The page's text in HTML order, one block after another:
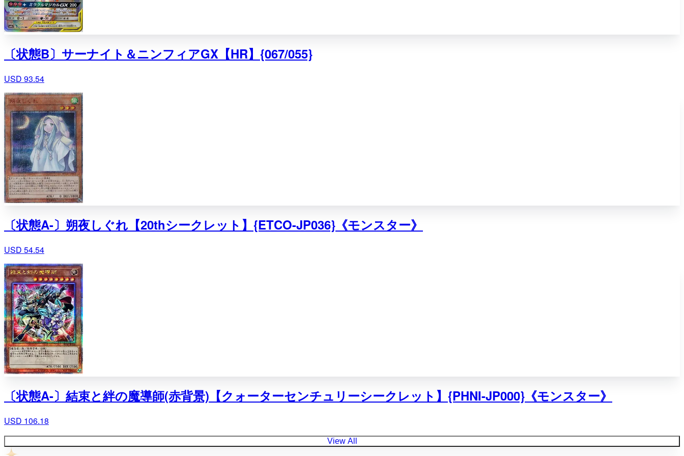
〔状態B〕サーナイト＆ニンフィアGX【HR】{067/055}
USD 93.54
〔状態A-〕朔夜しぐれ【20thシークレット】{ETCO-JP036}《モンスター》
USD 54.54
〔状態A-〕結束と絆の魔導師(赤背景)【クォーターセンチュリーシークレット】{PHNI-JP000}《モンスター》
USD 106.18
View All